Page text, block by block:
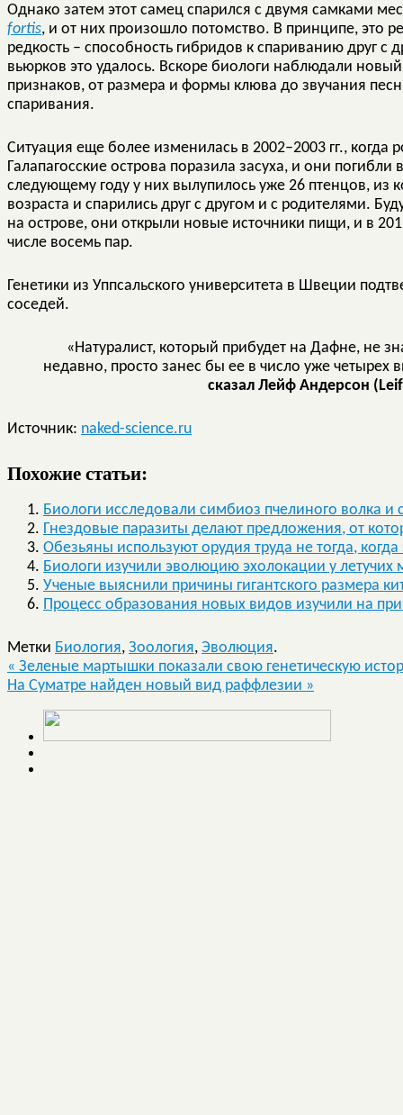
Однако затем этот самец спарился с двумя самками
fortis, и от них произошло потомство. В принципе, это
редкость – способность гибридов к спариванию друг
вьюрков это удалось. Вскоре биологи наблюдали
признаков, от размера и формы клюва до звучания
спаривания.
Ситуация еще более изменилась в 2002–2003 гг., когда
Галапагосские острова поразила засуха, и они
следующему году у них вылупилось уже 26 птенцов, из
возраста и спарились друг с другом и с родителями.
на острове, они открыли новые источники пищи, и в
числе восемь пар.
Генетики из Уппсальского университета в Швеции
соседей.
«Натуралист, который прибудет на Дафне, не
недавно, просто занес бы ее в число уже
сказал Лейф Андерсон
Источник: naked-science.ru
Похожие статьи:
Биологи исследовали симбиоз пчелиного волка и
Гнездовые паразиты делают предложения, от
Обезьяны используют орудия труда не тогда, когда
Биологи изучили эволюцию эхолокации у
Ученые выяснили причины гигантского размера
Процесс образования новых видов изучили на
Метки Биология, Зоология, Эволюция.
« Зеленые мартышки показали свою генетическую
На Суматре найден новый вид раффлезии »